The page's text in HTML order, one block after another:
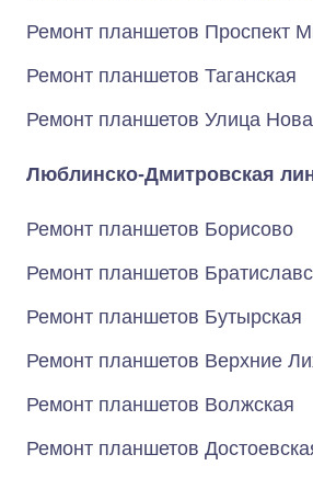
Ремонт планшетов Проспект
Ремонт планшетов Таганская
Ремонт планшетов Улица
Люблинско-Дмитровская
Ремонт планшетов Борисово
Ремонт планшетов
Ремонт планшетов Бутырская
Ремонт планшетов Верхние
Ремонт планшетов Волжская
Ремонт планшетов